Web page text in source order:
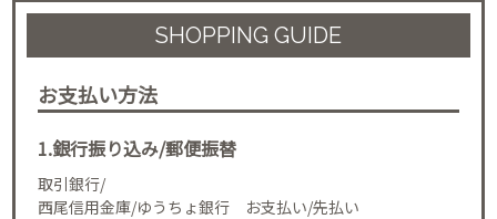
SHOPPING GUIDE
お支払い方法
1.銀行振り込み/郵便振替
取引銀行/
西尾信用金庫/ゆうちょ銀行 お支払い/先払い